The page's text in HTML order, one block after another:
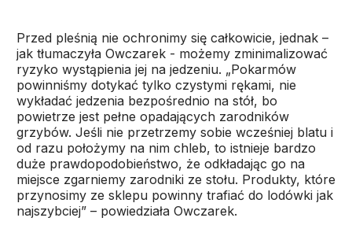
Przed pleśnią nie ochronimy się całkowicie, jednak –
jak tłumaczyła Owczarek - możemy zminimalizować
ryzyko wystąpienia jej na jedzeniu. „Pokarmów
powinniśmy dotykać tylko czystymi rękami, nie
wykładać jedzenia bezpośrednio na stół, bo
powietrze jest pełne opadających zarodników
grzybów. Jeśli nie przetrzemy sobie wcześniej blatu i
od razu położymy na nim chleb, to istnieje bardzo
duże prawdopodobieństwo, że odkładając go na
miejsce zgarniemy zarodniki ze stołu. Produkty, które
przynosimy ze sklepu powinny trafiać do lodówki jak
najszybciej” – powiedziała Owczarek.